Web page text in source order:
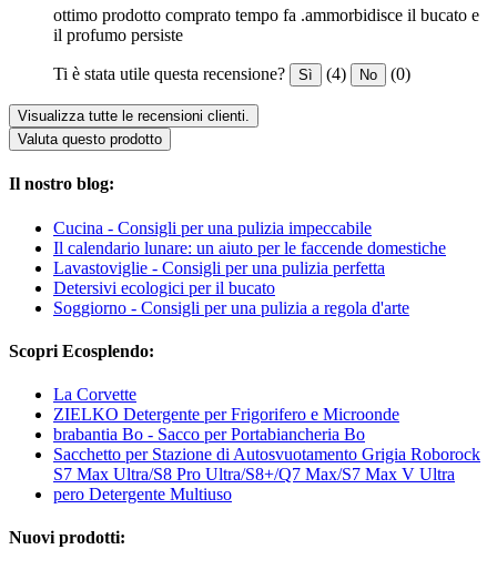
ottimo prodotto comprato tempo fa .ammorbidisce il bucato e
il profumo persiste
Ti è stata utile questa recensione? Sì (4) No (0)
Visualizza tutte le recensioni clienti.
Valuta questo prodotto
Il nostro blog:
Cucina - Consigli per una pulizia impeccabile
Il calendario lunare: un aiuto per le faccende domestiche
Lavastoviglie - Consigli per una pulizia perfetta
Detersivi ecologici per il bucato
Soggiorno - Consigli per una pulizia a regola d'arte
Scopri Ecosplendo:
La Corvette
ZIELKO Detergente per Frigorifero e Microonde
brabantia Bo - Sacco per Portabiancheria Bo
Sacchetto per Stazione di Autosvuotamento Grigia Roborock
S7 Max Ultra/S8 Pro Ultra/S8+/Q7 Max/S7 Max V Ultra
pero Detergente Multiuso
Nuovi prodotti: